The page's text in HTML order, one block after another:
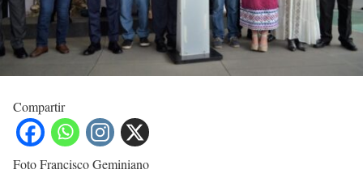
Compartir
Foto Francisco Geminiano